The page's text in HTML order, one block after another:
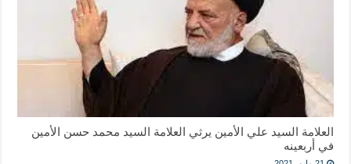
العلامة السيد علي الأمين يرثي العلامة السيد محمد حسن الأمين
في أربعينه